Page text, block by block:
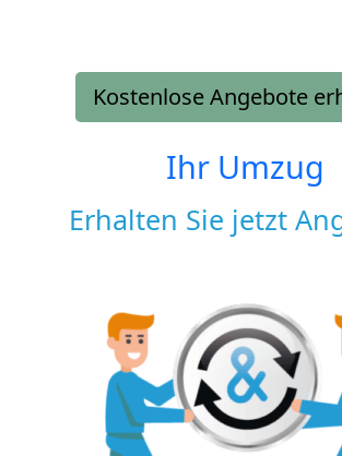
Kostenlose Angebote
Ihr Umzug
Erhalten Sie jetzt